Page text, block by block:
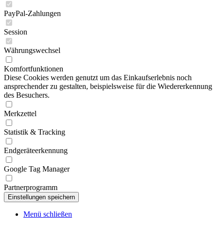
PayPal-Zahlungen
Session
Währungswechsel
Komfortfunktionen
Diese Cookies werden genutzt um das Einkaufserlebnis noch
ansprechender zu gestalten, beispielsweise für die Wiedererkennung
des Besuchers.
Merkzettel
Statistik & Tracking
Endgeräteerkennung
Google Tag Manager
Partnerprogramm
Menü schließen